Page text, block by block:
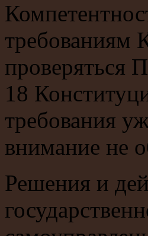
требованиям
проверяться
18
требования
внимание не
Решения и